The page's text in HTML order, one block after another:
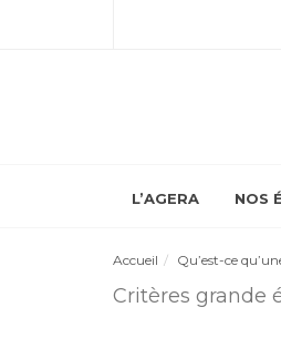
L’AGERA NOS
Accueil Qu’est-ce
Critères grande